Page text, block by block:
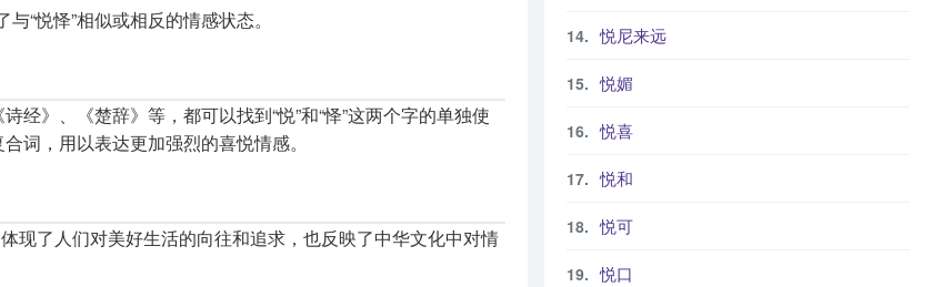
悦尼来远
悦媚
悦喜
悦和
悦可
悦口
“悦怿”相似或相反的情感状态。
经》、《楚辞》等，都可以找到“悦”和“怿”这两个字的单独使
词，用以表达更加强烈的喜悦情感。
现了人们对美好生活的向往和追求，也反映了中华文化中对情